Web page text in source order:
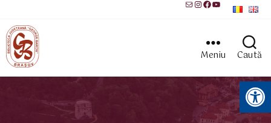
MailInstagram
Facebook
YouTube
Meniu Caută
Instrumente pentru accesibilitate